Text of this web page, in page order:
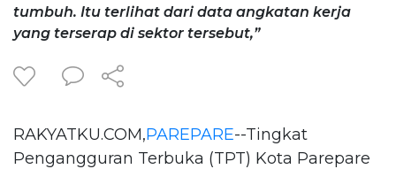
tumbuh. Itu terlihat dari data angkatan kerja
yang terserap di sektor tersebut,”
RAKYATKU.COM,PAREPARE--Tingkat
Pengangguran Terbuka (TPT) Kota Parepare